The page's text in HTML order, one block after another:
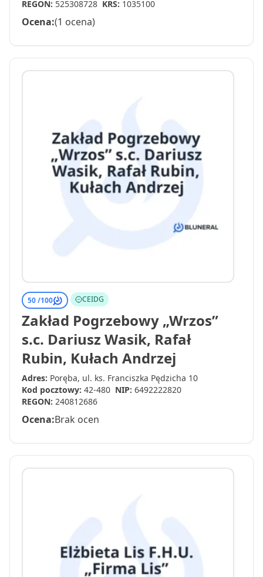
REGON: 525308728 KRS: 1035100
Ocena:(1 ocena)
50 /100 CEIDG
Zakład Pogrzebowy „Wrzos”
s.c. Dariusz Wasik, Rafał
Rubin, Kułach Andrzej
Adres: Poręba, ul. ks. Franciszka Pędzicha 10
Kod pocztowy: 42-480 NIP: 6492222820
REGON: 240812686
Ocena:Brak ocen